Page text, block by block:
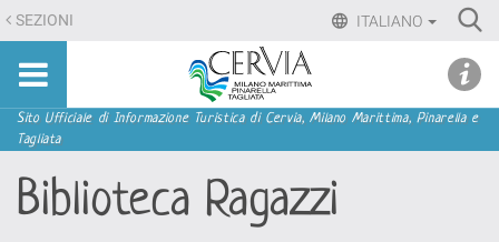
Salta
ai
contenuti.
Salta
alla
navigazione
ITALIANO
SEZIONI
Sito
turistico
ufficiale
Milano
Marittima,
Sezioni
Sito Ufficiale di Informazione Turistica di Cervia, Milano Marittima, Pinarella e
Tagliata
Biblioteca Ragazzi
menu